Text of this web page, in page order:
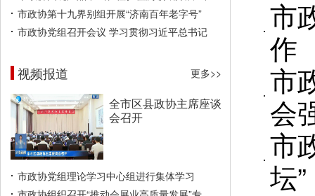
市政协第十九界别组开展“济南百年老字号”
市政协党组召开会议 学习贯彻习近平总书记
视频报道 更多>>
全市区县政协主席座谈
会召开
市政协党组理论学习中心组进行集体学习
市
作
市
会
市
坛”